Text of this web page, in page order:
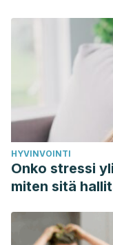
Ontogeny,
Mennella JA,
https://
HYVINVOINTI
Onko stressi
miten sitä